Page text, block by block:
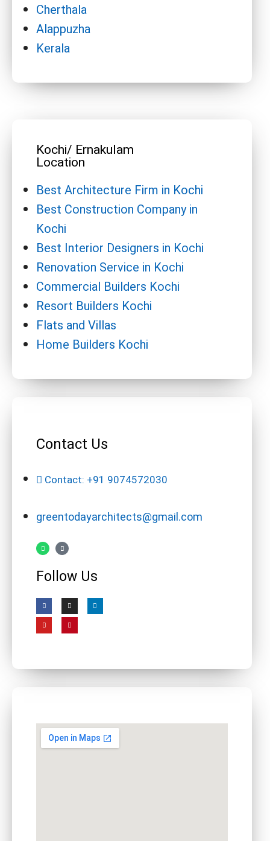
Cherthala
Alappuzha
Kerala
Kochi/ Ernakulam
Location
Best Architecture Firm in Kochi
Best Construction Company in
Kochi
Best Interior Designers in Kochi
Renovation Service in Kochi
Commercial Builders Kochi
Resort Builders Kochi
Flats and Villas
Home Builders Kochi
Contact Us
Contact: +91 9074572030
greentodayarchitects@gmail.com
Follow Us